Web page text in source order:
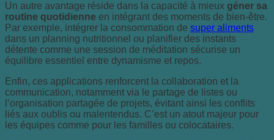
Un autre avantage réside dans la capacité à mieux géner sa
routine quotidienne en intégrant des moments de bien-être.
Par exemple, intégrer la consommation de super aliments
dans un planning nutritionnel ou planifier des instants
détente comme une session de méditation sécurise un
équilibre essentiel entre dynamisme et repos.
Enfin, ces applications renforcent la collaboration et la
communication, notamment via le partage de listes ou
l’organisation partagée de projets, évitant ainsi les conflits
liés aux oublis ou malentendus. C’est un atout majeur pour
les équipes comme pour les familles ou colocataires.